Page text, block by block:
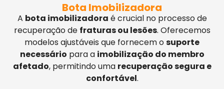
Bota Imobilizadora
A bota imobilizadora é crucial no processo de
recuperação de fraturas ou lesões. Oferecemos
modelos ajustáveis que fornecem osuporte
necessário para a imobilização do membro
afetado, permitindo uma recuperação segura e
confortável.